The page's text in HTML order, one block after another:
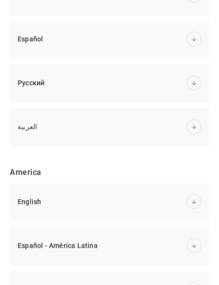
Español
Русский
العربية
America
English
Español - América Latina